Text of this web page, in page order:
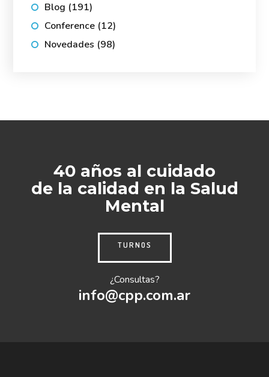
Blog (191)
Conference (12)
Novedades (98)
40 años al cuidado
de la calidad en la Salud
Mental
TURNOS
¿Consultas?
info@cpp.com.ar